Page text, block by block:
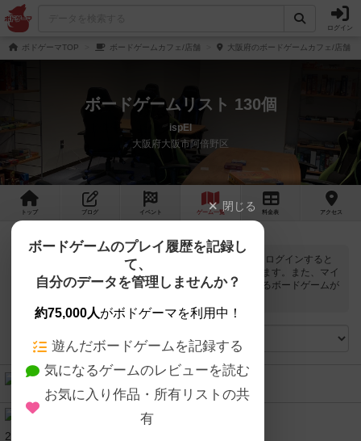
ログイン
ボドゲーマTOP ボードゲームカフェ/店舗 大阪府のボードゲームカフェ/店舗
ボードゲームリスト 130個
ispEl
大阪府大阪市阿倍野区
トップ ブログ イベント ゲーム一覧 料金 表 アクセス
個のボードゲームで遊ぶことができます。ログインすると
自分のマイボードゲームに登録できるボタンが表示されます。また、マイ
ボードゲームの「興味あり」と「お気に入り」に該当するボードゲームが
ワードウルフ
2人～8人 5分～15分 12歳～ 2012年～
ウミガメのスープ2
閉じる
ボードゲームのプレイ履歴を記録し
て、
自分のデータを管理しませんか？
約75,000人がボドゲーマを利用中！
遊んだボードゲームを記録する
気になるゲームのレビューを読む
お気に入り作品・所有リストの共
有